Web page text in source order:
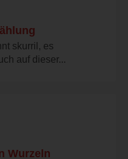
skurril, es
auf dieser...
Wurzeln